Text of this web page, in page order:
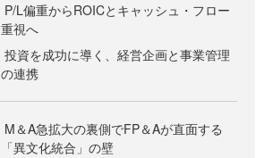
P/L偏重からROICとキャッシュ・フロー
重視へ
投資を成功に導く、経営企画と事業管理
の連携
M＆A急拡大の裏側でFP＆Aが直面する
「異文化統合」の壁